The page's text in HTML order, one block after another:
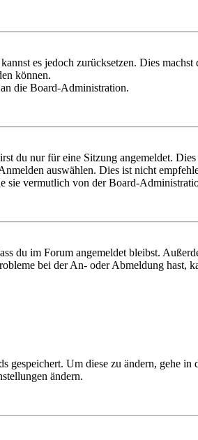
es jedoch zurücksetzen. Dies
können.
die Board-Administration.
du nur für eine Sitzung angemeldet.
auswählen. Dies ist nicht
sie vermutlich von der Board-
du im Forum angemeldet bleibst.
bei der An- oder Abmeldung hast,
Um diese zu ändern, gehe
ändern.